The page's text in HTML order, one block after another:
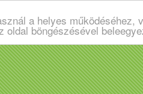
a helyes
oldal böngészésével